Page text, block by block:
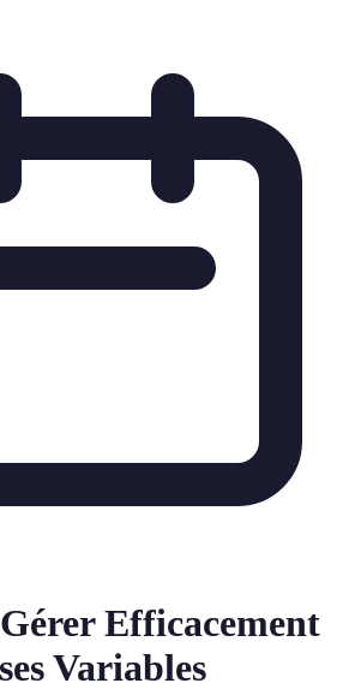
Efficacement
Variables